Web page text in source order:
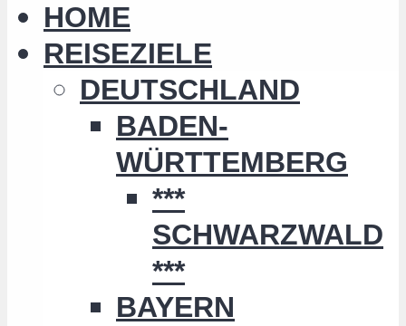
HOME
REISEZIELE
DEUTSCHLAND
BADEN-
WÜRTTEMBERG
***
SCHWARZWALD
***
BAYERN